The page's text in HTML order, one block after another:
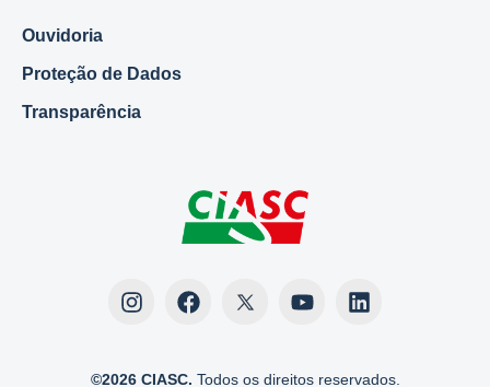
Ouvidoria
Proteção de Dados
Transparência
©2026 CIASC. Todos os direitos reservados.